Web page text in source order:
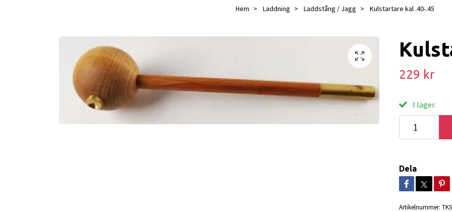
Hem Laddning Laddstång / Jagg Kulstartare kal .40-.45
229 kr
I lager.
Dela
Artikelnummer: